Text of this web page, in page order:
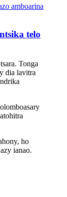
telo
Tonga
dia lavitra
ho
ianao.